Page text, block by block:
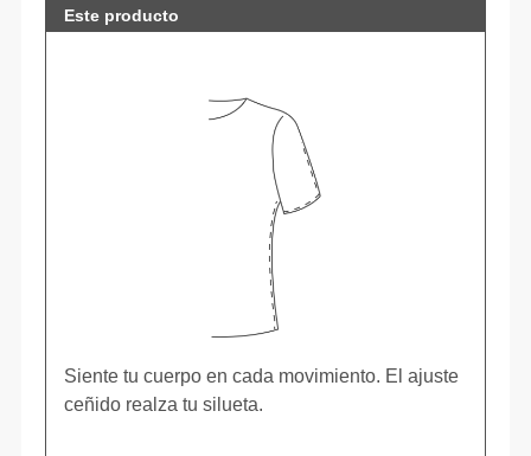
Este producto
Siente tu cuerpo en cada movimiento. El ajuste
ceñido realza tu silueta.